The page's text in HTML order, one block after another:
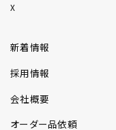
X
新着情報
採用情報
会社概要
オーダー品依頼